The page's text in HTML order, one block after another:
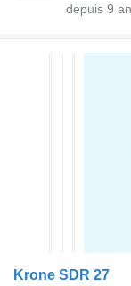
depuis 9
Krone SDR 27